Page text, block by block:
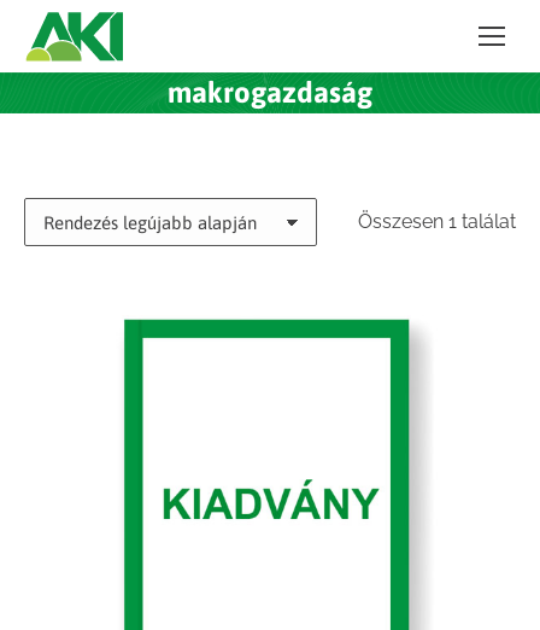
makrogazdaság
Összesen 1 találat